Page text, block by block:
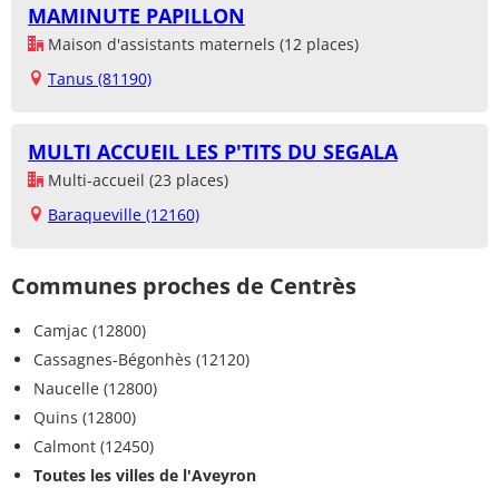
MAMINUTE PAPILLON
Maison d'assistants maternels (12 places)
Tanus (81190)
MULTI ACCUEIL LES P'TITS DU SEGALA
Multi-accueil (23 places)
Baraqueville (12160)
Communes proches de Centrès
Camjac (12800)
Cassagnes-Bégonhès (12120)
Naucelle (12800)
Quins (12800)
Calmont (12450)
Toutes les villes de l'Aveyron